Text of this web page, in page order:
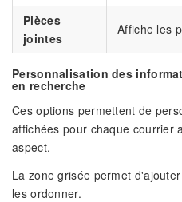
Pièces
jointes
Affiche les
Personnalisation des
en recherche
Ces options permettent de
affichées pour chaque courrier
aspect.
La zone grisée permet
les ordonner.